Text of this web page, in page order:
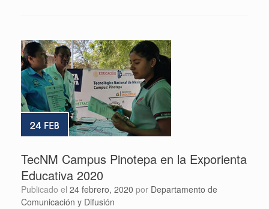
TecNM Campus Pinotepa en la Exporienta
Educativa 2020
Publicado el 24 febrero, 2020 por Departamento de
Comunicación y Difusión